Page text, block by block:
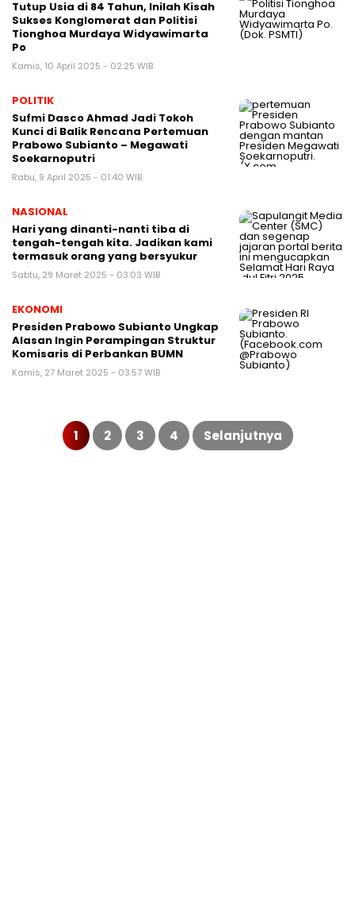
Tutup Usia di 84 Tahun, Inilah Kisah
Sukses Konglomerat dan Politisi
Tionghoa Murdaya Widyawimarta
Po
Kamis, 10 April 2025 - 02:25 WIB
POLITIK
Sufmi Dasco Ahmad Jadi Tokoh
Kunci di Balik Rencana Pertemuan
Prabowo Subianto – Megawati
Soekarnoputri
Rabu, 9 April 2025 - 01:40 WIB
NASIONAL
Hari yang dinanti-nanti tiba di
tengah-tengah kita. Jadikan kami
termasuk orang yang bersyukur
Sabtu, 29 Maret 2025 - 03:03 WIB
EKONOMI
Presiden Prabowo Subianto Ungkap
Alasan Ingin Perampingan Struktur
Komisaris di Perbankan BUMN
Kamis, 27 Maret 2025 - 03:57 WIB
Paginasi
1 2 3 4 Selanjutnya